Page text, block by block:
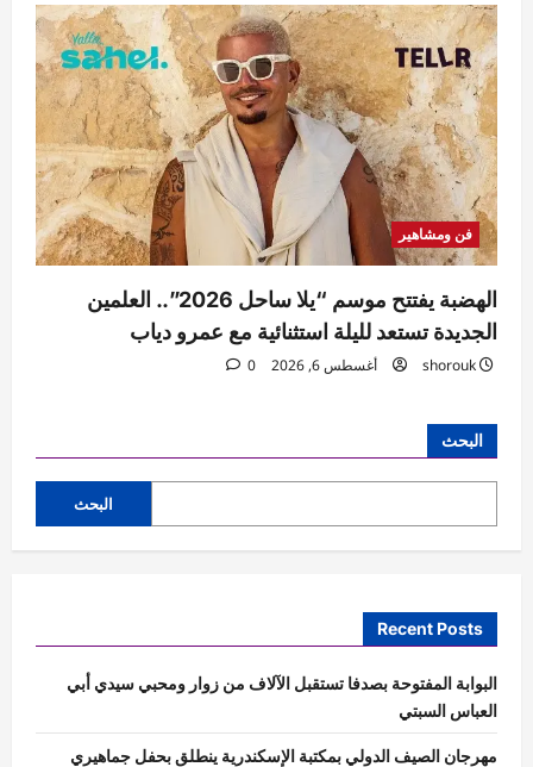
فن ومشاهير
الهضبة يفتتح موسم “يلا ساحل 2026”.. العلمين
الجديدة تستعد لليلة استثنائية مع عمرو دياب
shorouk أغسطس 6, 2026 0
البحث
البحث
Recent Posts
البوابة المفتوحة بصدفا تستقبل الآلاف من زوار ومحبي سيدي أبي
العباس السبتي
مهرجان الصيف الدولي بمكتبة الإسكندرية ينطلق بحفل جماهيري